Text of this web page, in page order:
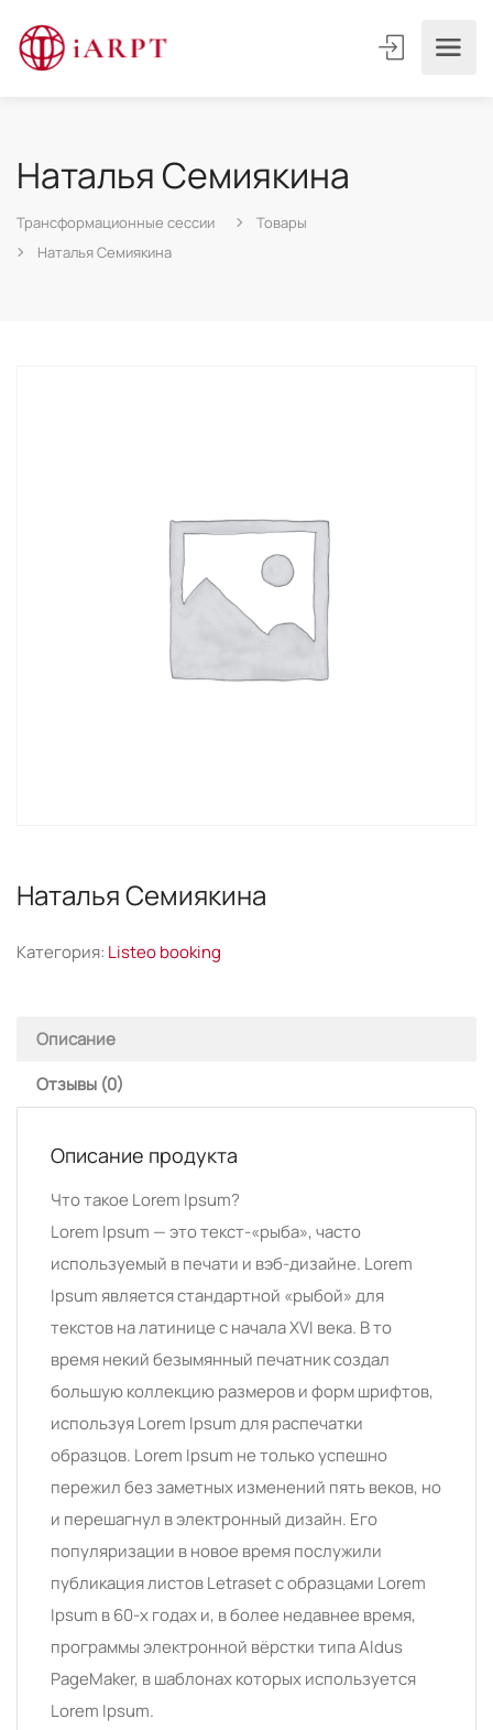
Наталья Семиякина
Трансформационные сессии
Товары
Наталья Семиякина
Наталья Семиякина
Категория: Listeo booking
Описание
Отзывы (0)
Описание продукта
Что такое Lorem Ipsum?
Lorem Ipsum — это текст-«рыба», часто
используемый в печати и вэб-дизайне. Lorem
Ipsum является стандартной «рыбой» для
текстов на латинице с начала XVI века. В то
время некий безымянный печатник создал
большую коллекцию размеров и форм шрифтов,
используя Lorem Ipsum для распечатки
образцов. Lorem Ipsum не только успешно
пережил без заметных изменений пять веков, но
и перешагнул в электронный дизайн. Его
популяризации в новое время послужили
публикация листов Letraset с образцами Lorem
Ipsum в 60-х годах и, в более недавнее время,
программы электронной вёрстки типа Aldus
PageMaker, в шаблонах которых используется
Lorem Ipsum.